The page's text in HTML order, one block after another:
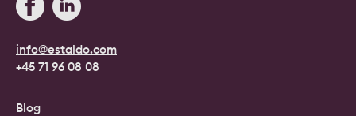
info@estaldo.com
+45 71 96 08 08
Blog